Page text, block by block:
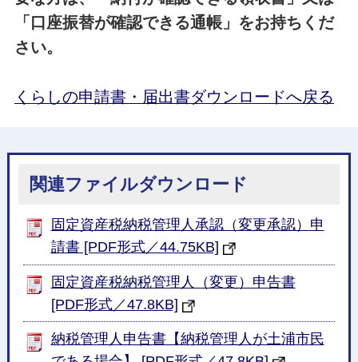
「口座振替が確認できる通帳」をお持ちくだ
さい。
くらしの申請書・届出書ダウンロードへ戻る
関連ファイルダウンロード
固定資産税納税管理人承認（変更承認）申
請書 [PDF形式／44.75KB]
固定資産税納税管理人（変更）申告書
[PDF形式／47.8KB]
納税管理人申告書【納税管理人が土浦市民